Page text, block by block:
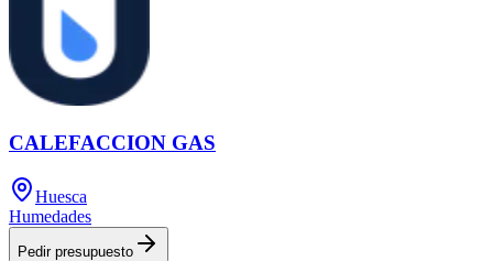
CALEFACCION GAS
Huesca
Humedades
Pedir presupuesto